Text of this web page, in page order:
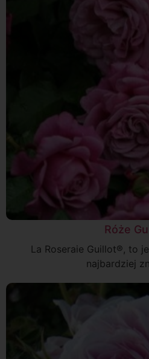
Róże
La Roseraie Guillot®, to
najbardziej